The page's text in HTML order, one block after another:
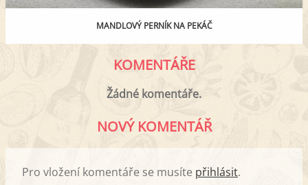
MANDLOVÝ PERNÍK NA PEKÁČ
KOMENTÁŘE
Žádné komentáře.
NOVÝ KOMENTÁŘ
Pro vložení komentáře se musíte přihlásit.